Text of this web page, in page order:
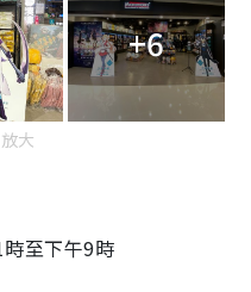
+6
大
至下午9時